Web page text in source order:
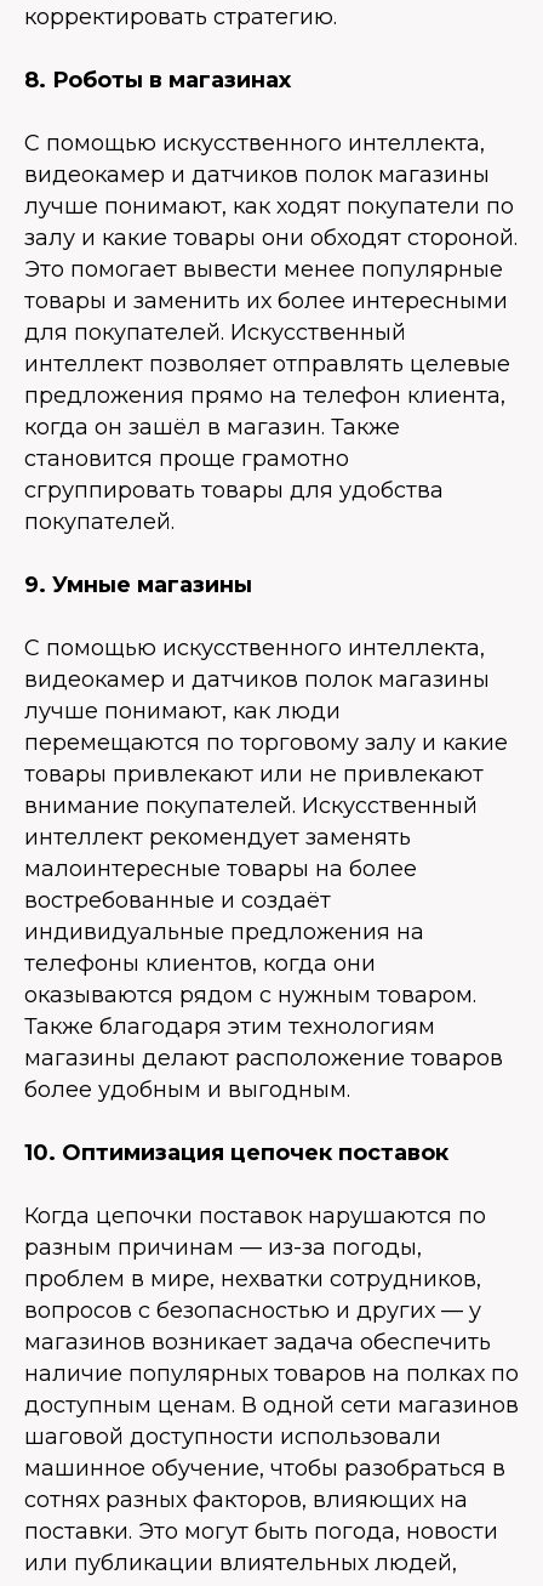
корректировать стратегию.
8. Роботы в магазинах
С помощью искусственного интеллекта,
видеокамер и датчиков полок магазины
лучше понимают, как ходят покупатели по
залу и какие товары они обходят стороной.
Это помогает вывести менее популярные
товары и заменить их более интересными
для покупателей. Искусственный
интеллект позволяет отправлять целевые
предложения прямо на телефон клиента,
когда он зашёл в магазин. Также
становится проще грамотно
сгруппировать товары для удобства
покупателей.
9. Умные магазины
С помощью искусственного интеллекта,
видеокамер и датчиков полок магазины
лучше понимают, как люди
перемещаются по торговому залу и какие
товары привлекают или не привлекают
внимание покупателей. Искусственный
интеллект рекомендует заменять
малоинтересные товары на более
востребованные и создаёт
индивидуальные предложения на
телефоны клиентов, когда они
оказываются рядом с нужным товаром.
Также благодаря этим технологиям
магазины делают расположение товаров
более удобным и выгодным.
10. Оптимизация цепочек поставок
Когда цепочки поставок нарушаются по
разным причинам — из-за погоды,
проблем в мире, нехватки сотрудников,
вопросов с безопасностью и других — у
магазинов возникает задача обеспечить
наличие популярных товаров на полках по
доступным ценам. В одной сети магазинов
шаговой доступности использовали
машинное обучение, чтобы разобраться в
сотнях разных факторов, влияющих на
поставки. Это могут быть погода, новости
или публикации влиятельных людей,